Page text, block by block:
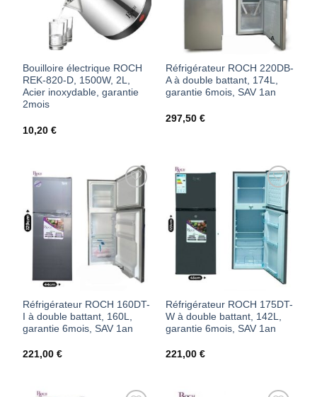
Bouilloire électrique ROCH
REK-820-D, 1500W, 2L,
Acier inoxydable, garantie
2mois
10,20€
Réfrigérateur ROCH 220DB-
A à double battant, 174L,
garantie 6mois, SAV 1an
297,50 €
AJOUTER
À MES
FAVORIS
Réfrigérateur ROCH 160DT-
I à double battant, 160L,
garantie 6mois, SAV 1an
221,00€
AJOUTER
À MES
FAVORIS
Réfrigérateur ROCH 175DT-
W à double battant, 142L,
garantie 6mois, SAV 1an
221,00 €